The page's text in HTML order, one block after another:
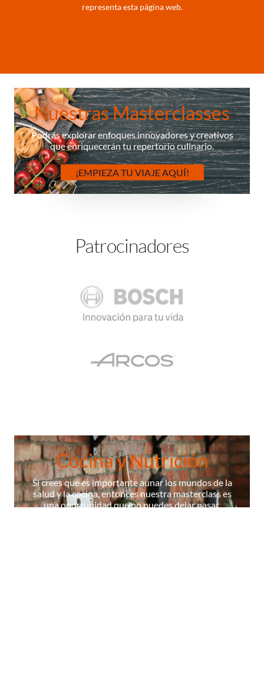
representa esta página web.
Nuestras Masterclasses
Podrás explorar enfoques innovadores y creativos
que enriquecerán tu repertorio culinario.
¡EMPIEZA TU VIAJE AQUÍ!
Patrocinadores
Cocina y Nutrición
Si crees que es importante aunar los mundos de la
salud y la cocina, entonces nuestra masterclass es
una oportunidad que no puedes dejar pasar.